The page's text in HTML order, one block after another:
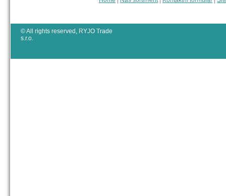
© All rights reserved, RYJO Trade
s.r.o.